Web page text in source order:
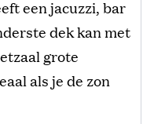
een jacuzzi, bar
dek kan met
grote
als je de zon